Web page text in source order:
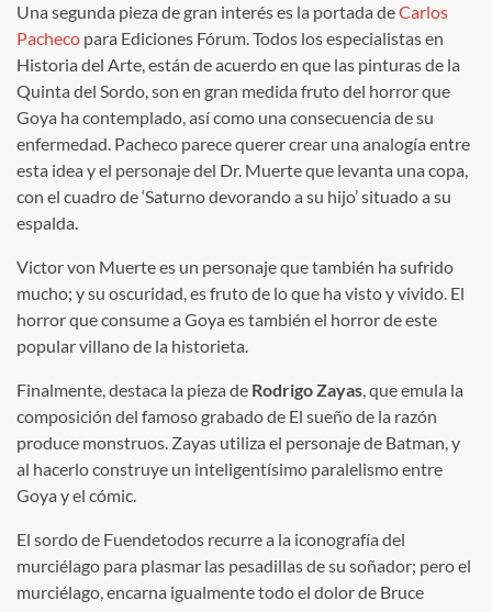
Una segunda pieza de gran interés es la portada deCarlos
Pacheco para Ediciones Fórum. Todos los especialistas en
Historia del Arte, están de acuerdo en que las pinturas de la
Quinta del Sordo, son en gran medida fruto del horror que
Goya ha contemplado, así como una consecuencia de su
enfermedad. Pacheco parece querer crear una analogía entre
esta idea y el personaje del Dr. Muerte que levanta una copa,
con el cuadro de ‘Saturno devorando a su hijo’ situado a su
espalda.
Victor von Muerte es un personaje que también ha sufrido
mucho; y su oscuridad, es fruto de lo que ha visto y vivido. El
horror que consume a Goya es también el horror de este
popular villano de la historieta.
Finalmente, destaca la pieza de Rodrigo Zayas, que emula la
composición del famoso grabado de El sueño de la razón
produce monstruos. Zayas utiliza el personaje de Batman, y
al hacerlo construye un inteligentísimo paralelismo entre
Goya y el cómic.
El sordo de Fuendetodos recurre a la iconografía del
murciélago para plasmar las pesadillas de su soñador; pero el
murciélago, encarna igualmente todo el dolor de Bruce